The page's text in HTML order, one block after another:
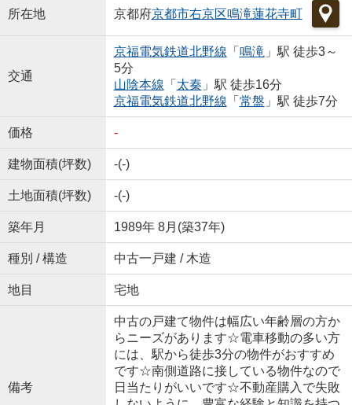
所在地 京都府京都市右京区鳴滝蓮花寺町
交通
京福電気鉄道北野線 「 鳴滝 」駅 徒歩3～
5分
山陰本線 「 太秦 」駅 徒歩16分
京福電気鉄道北野線 「 常盤 」駅 徒歩7分
価格 -
建物面積(坪数) -(-)
土地面積(坪数) -(-)
築年月 1989年 8月(築37年)
種別 / 構造 中古一戸建 / 木造
地目 宅地
備考
中古の戸建て物件は幅広い年齢層の方か
らニーズがあります☆電車移動の多い方
には、駅から徒歩3分の物件がおすすめ
です☆南側道路に接している物件なので
日当たりがいいです☆不動産購入で失敗